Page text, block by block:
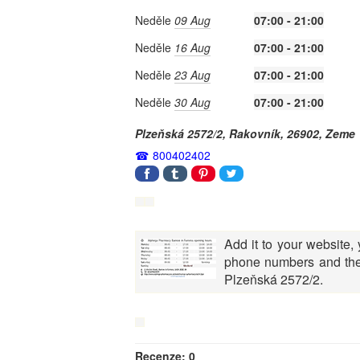
Neděle 09 Aug
07:00 - 21:00
Neděle 16 Aug
07:00 - 21:00
Neděle 23 Aug
07:00 - 21:00
Neděle 30 Aug
07:00 - 21:00
Plzeňská 2572/2, Rakovník, 26902, Zeme
800402402
Add it to your website,
phone numbers and
Plzeňská 2572/2.
Recenze: 0